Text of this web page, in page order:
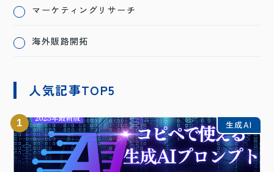
マーケティングリサーチ
海外販路開拓
人気記事TOP5
1 生成AI